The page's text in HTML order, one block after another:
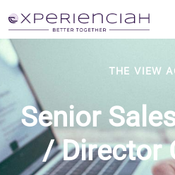
THE VIEW
Senior
/ Director